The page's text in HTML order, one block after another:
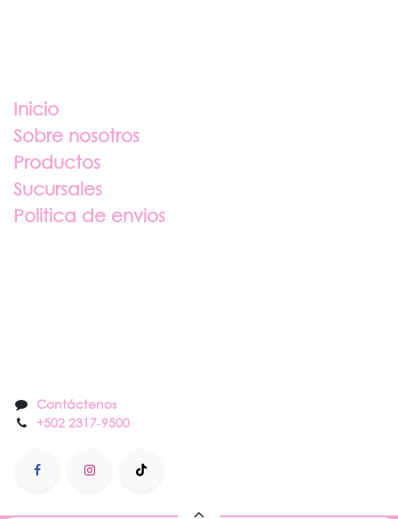
Inicio
Sobre nosotros
Productos
Sucursales
Politica de envios
Contáctenos
+502 2317-9500